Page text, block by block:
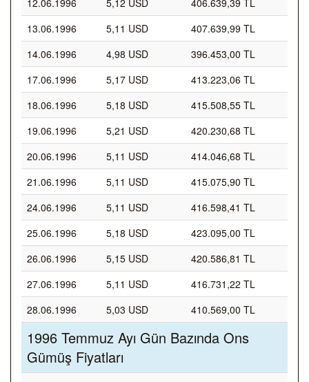
12.06.1996
5,12 USD
406.639,39 TL
13.06.1996
5,11 USD
407.639,99 TL
14.06.1996
4,98 USD
396.453,00 TL
17.06.1996
5,17 USD
413.223,06 TL
18.06.1996
5,18 USD
415.508,55 TL
19.06.1996
5,21 USD
420.230,68 TL
20.06.1996
5,11 USD
414.046,68 TL
21.06.1996
5,11 USD
415.075,90 TL
24.06.1996
5,11 USD
416.598,41 TL
25.06.1996
5,18 USD
423.095,00 TL
26.06.1996
5,15 USD
420.586,81 TL
27.06.1996
5,11 USD
416.731,22 TL
28.06.1996
5,03 USD 410.569,00 TL
1996 Temmuz Ayı Gün Bazında Ons
Gümüş Fiyatları